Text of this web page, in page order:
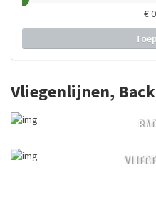
€0
Vliegenlijnen,